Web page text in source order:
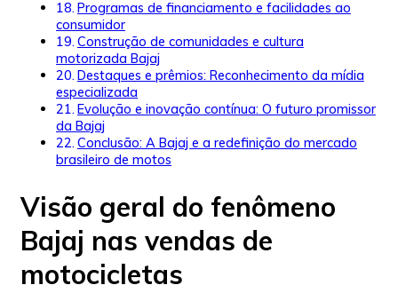
Programas de financiamento e facilidades ao
consumidor
Construção de comunidades e cultura
motorizada Bajaj
Destaques e prêmios: Reconhecimento da mídia
especializada
Evolução e inovação contínua: O futuro promissor
da Bajaj
Conclusão: A Bajaj e a redefinição do mercado
brasileiro de motos
Visão geral do fenômeno
Bajaj nas vendas de
motocicletas